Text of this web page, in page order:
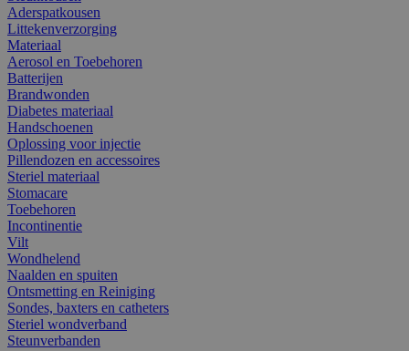
Aderspatkousen
Littekenverzorging
Materiaal
Aerosol en Toebehoren
Batterijen
Brandwonden
Diabetes materiaal
Handschoenen
Oplossing voor injectie
Pillendozen en accessoires
Steriel materiaal
Stomacare
Toebehoren
Incontinentie
Vilt
Wondhelend
Naalden en spuiten
Ontsmetting en Reiniging
Sondes, baxters en catheters
Steriel wondverband
Steunverbanden